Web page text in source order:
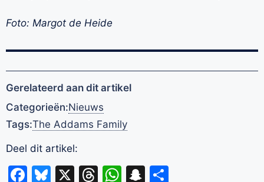
Foto: Margot de Heide
Gerelateerd aan dit artikel
Categorieën:Nieuws
Tags:The Addams Family
Deel dit artikel:
Facebook
Bluesky
X Threads
WhatsApp
Snapchat